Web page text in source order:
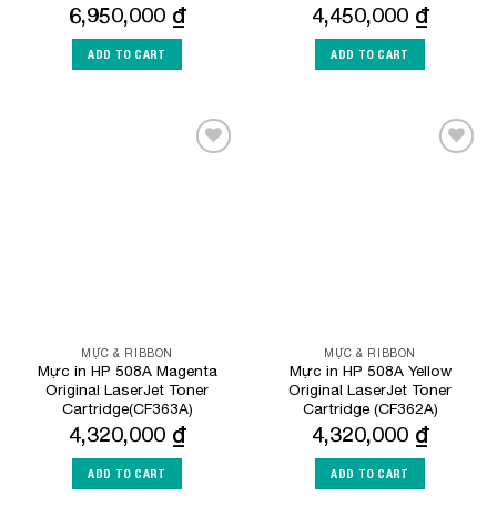
6,950,000 ₫
ADD TO CART
4,450,000 ₫
ADD TO CART
MỰC & RIBBON
Mực in HP 508A Magenta
Original LaserJet Toner
Cartridge(CF363A)
4,320,000 ₫
ADD TO CART
MỰC & RIBBON
Mực in HP 508A Yellow
Original LaserJet Toner
Cartridge (CF362A)
4,320,000 ₫
ADD TO CART